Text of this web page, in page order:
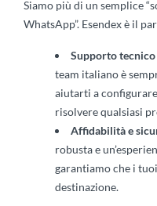
Siamo più di un semplice
WhatsApp”. Esendex è il
Supporto
team italiano è
aiutarti a
risolvere qualsiasi
Affidabilità e
robusta e
garantiamo che i
destinazione.